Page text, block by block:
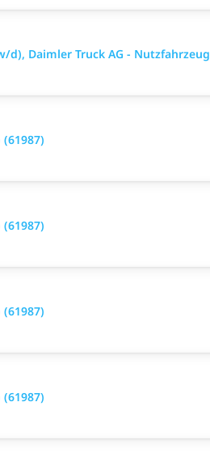
Daimler Truck AG -